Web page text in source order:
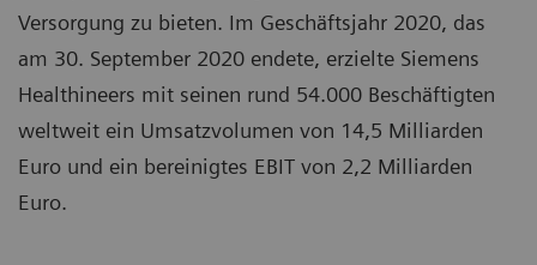
Versorgung zu bieten. Im Geschäftsjahr 2020, das
am 30. September 2020 endete, erzielte Siemens
Healthineers mit seinen rund 54.000 Beschäftigten
weltweit ein Umsatzvolumen von 14,5 Milliarden
Euro und ein bereinigtes EBIT von 2,2 Milliarden
Euro.